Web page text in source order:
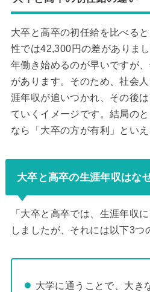
大卒と高卒の初任給を比べる
性では42,300円の差がありま
年働き始めるのが早いですが
があります。そのため、社会
涯年収が追いつかれ、その後
ていくイメージです。結局の
なら「大卒の方が有利」といえ
大卒と高卒の生涯年収はな
「大卒と高卒では、生涯年収
しましたが、それには以下3つ
大学に通うことで、大き